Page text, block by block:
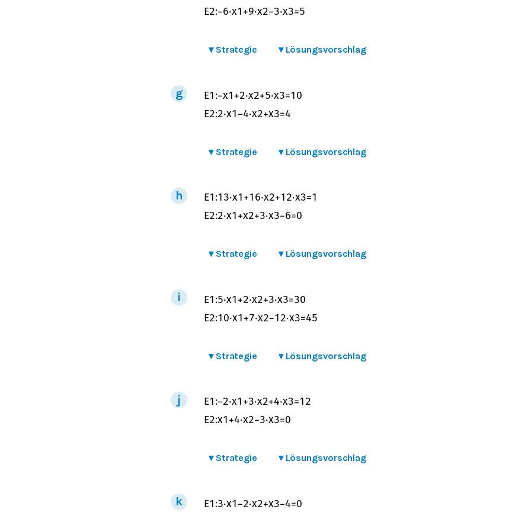
E2:−6⋅x1 +9⋅x2−3⋅x3=5
▾ Strategie ▾ Lösungsvorschlag
E1 :−x1 +2⋅x2+5⋅x3=10
E2:2⋅x1 −4⋅x2+x3=4
▾ Strategie ▾ Lösungsvorschlag
E1 :1 3⋅x1 +1 6⋅x2+1 2⋅x3=1
E2:2⋅x1 +x2+3⋅x3−6=0
▾ Strategie ▾ Lösungsvorschlag
E1 :5⋅x1 +2⋅x2+3⋅x3=30
E2:10⋅x1 +7⋅x2−12⋅x3=45
▾ Strategie ▾ Lösungsvorschlag
E1 :−2⋅x1 +3⋅x2+4⋅x3=12
E2:x1 +4⋅x2−3⋅x3=0
▾ Strategie ▾ Lösungsvorschlag
E1 :3⋅x1 −2⋅x2+x3−4=0